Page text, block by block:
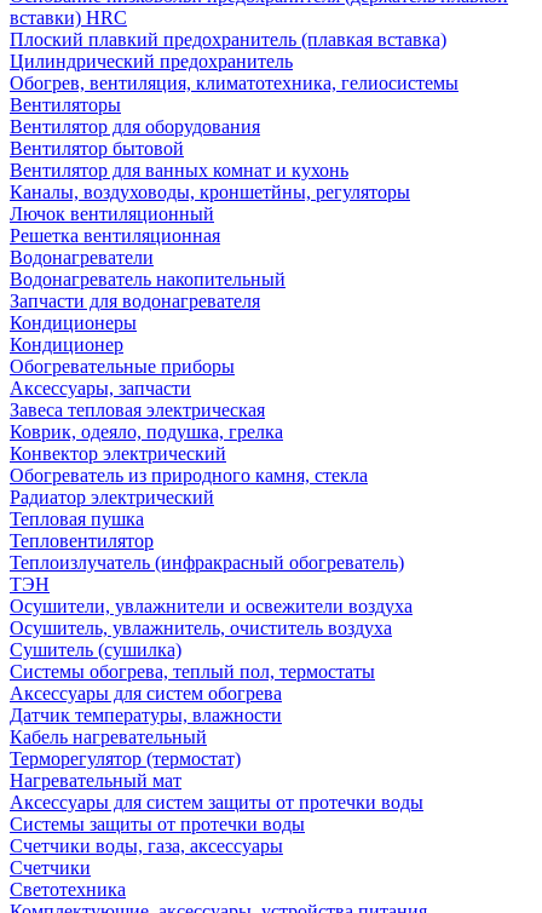
вставки) HRC
Плоский плавкий предохранитель (плавкая вставка)
Цилиндрический предохранитель
Обогрев, вентиляция, климатотехника, гелиосистемы
Вентиляторы
Вентилятор для оборудования
Вентилятор бытовой
Вентилятор для ванных комнат и кухонь
Каналы, воздуховоды, кроншетйны, регуляторы
Лючок вентиляционный
Решетка вентиляционная
Водонагреватели
Водонагреватель накопительный
Запчасти для водонагревателя
Кондиционеры
Кондиционер
Обогревательные приборы
Аксессуары, запчасти
Завеса тепловая электрическая
Коврик, одеяло, подушка, грелка
Конвектор электрический
Обогреватель из природного камня, стекла
Радиатор электрический
Тепловая пушка
Тепловентилятор
Теплоизлучатель (инфракрасный обогреватель)
ТЭН
Осушители, увлажнители и освежители воздуха
Осушитель, увлажнитель, очиститель воздуха
Сушитель (сушилка)
Системы обогрева, теплый пол, термостаты
Аксессуары для систем обогрева
Датчик температуры, влажности
Кабель нагревательный
Терморегулятор (термостат)
Нагревательный мат
Аксессуары для систем защиты от протечки воды
Системы защиты от протечки воды
Счетчики воды, газа, аксессуары
Счетчики
Светотехника